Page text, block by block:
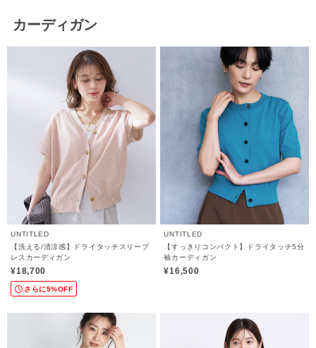
カーディガン
UNTITLED
【洗える/清涼感】ドライタッチスリーブ
レスカーディガン
¥18,700
さらに5%OFF
UNTITLED
【すっきりコンパクト】ドライタッチ5分
袖カーディガン
¥16,500